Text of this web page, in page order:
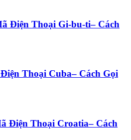
Điện Thoại Gi-bu-ti– Cách
Thoại Cuba– Cách Gọi
Điện Thoại Croatia– Cách